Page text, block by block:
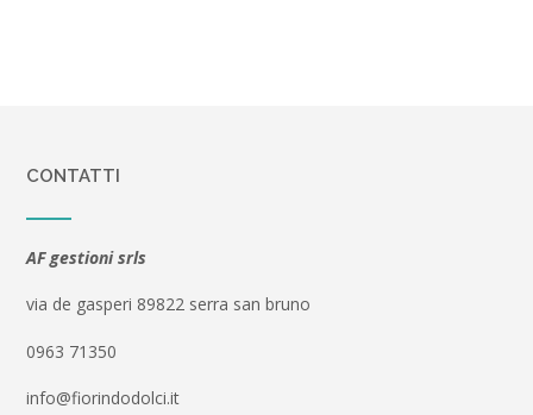
CONTATTI
AF gestioni srls
via de gasperi 89822 serra san bruno
0963 71350
info@fiorindodolci.it